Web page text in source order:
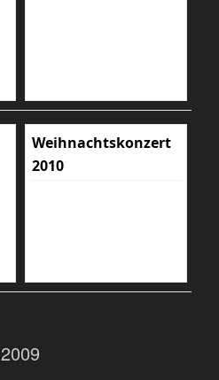
Weihnachtskonzert
2010
2009